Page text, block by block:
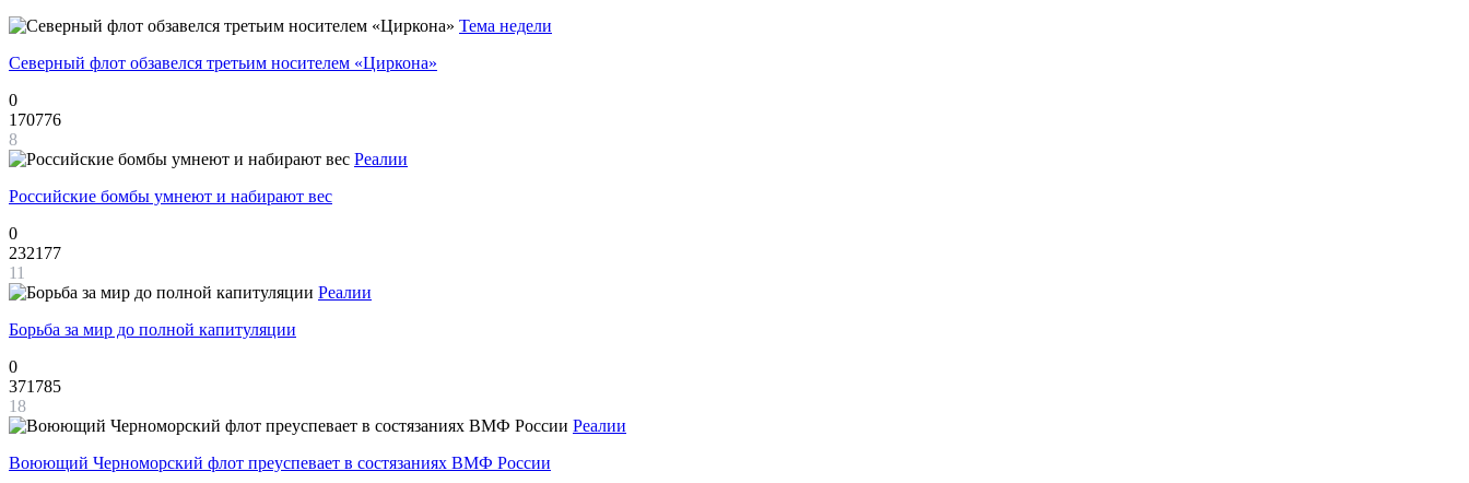
Тема недели
Северный флот обзавелся третьим носителем «Циркона»
0
170776
8
Реалии
Российские бомбы умнеют и набирают вес
0
232177
11
Реалии
Борьба за мир до полной капитуляции
0
371785
18
Реалии
Воюющий Черноморский флот преуспевает в состязаниях ВМФ России